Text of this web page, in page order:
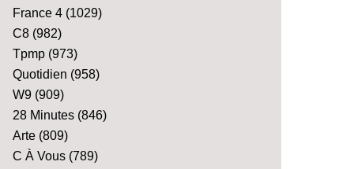
France 4 (1029)
C8 (982)
Tpmp (973)
Quotidien (958)
W9 (909)
28 Minutes (846)
Arte (809)
C À Vous (789)